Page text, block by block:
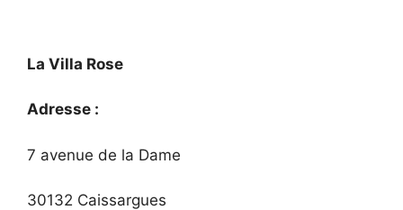
La Villa Rose
Adresse :
7 avenue de la Dame
30132 Caissargues